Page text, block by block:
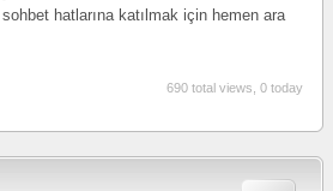
hatlarına katılmak için hemen ara
690 total views, 0 today